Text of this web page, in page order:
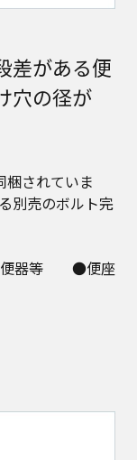
差がある便
穴の径が
梱されていま
別売のボルト完
便器等 ●便座